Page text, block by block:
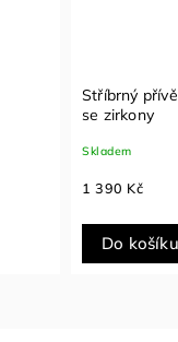
Stříbrný
se zirkony
Skladem
1 390 Kč
Do košíku